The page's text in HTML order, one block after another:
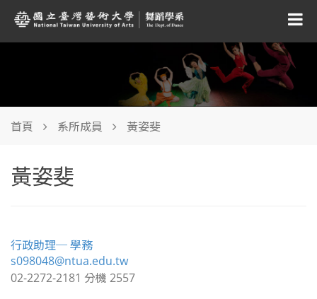
首頁 系所成員 黃姿斐
黃姿斐
行政助理─ 學務
s098048@ntua.edu.tw
02-2272-2181 分機 2557